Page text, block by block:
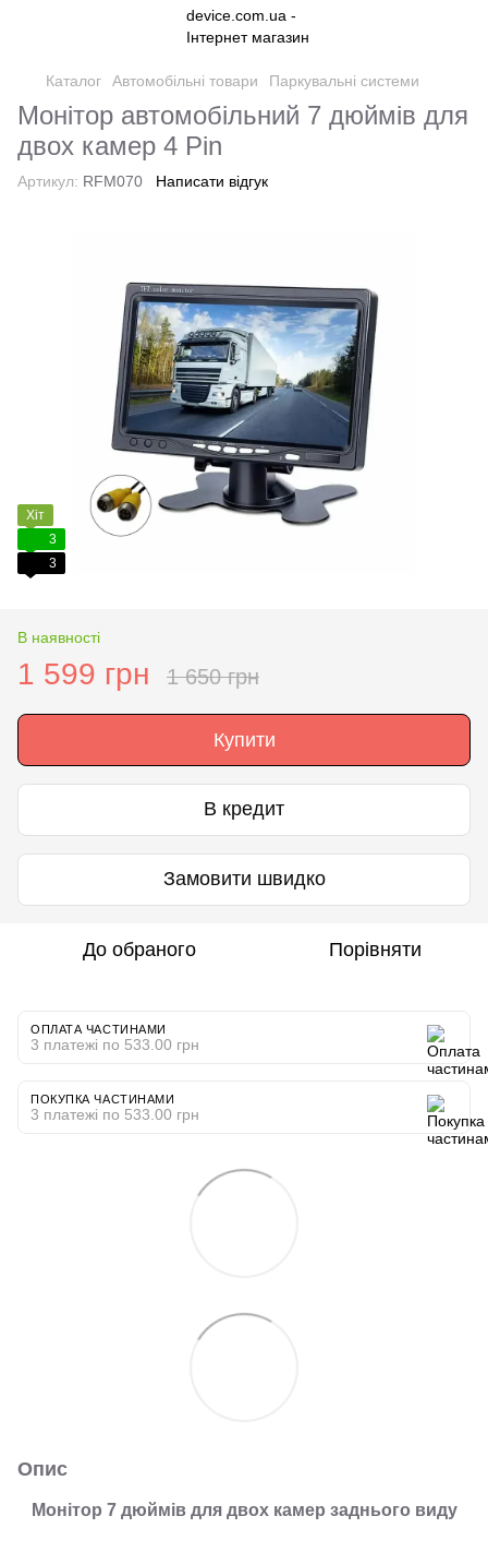
Каталог Автомобільні товари Паркувальні системи
Монітор автомобільний 7 дюймів для
двох камер 4 Pin
Артикул: RFM070 Написати відгук
Хіт
3
3
В наявності
1 599 грн 1 650 грн
Купити
В кредит
Замовити швидко
До обраного Порівняти
ОПЛАТА ЧАСТИНАМИ
3 платежі по 533.00 грн
ПОКУПКА ЧАСТИНАМИ
3 платежі по 533.00 грн
Опис
Монітор 7 дюймів для двох камер заднього виду